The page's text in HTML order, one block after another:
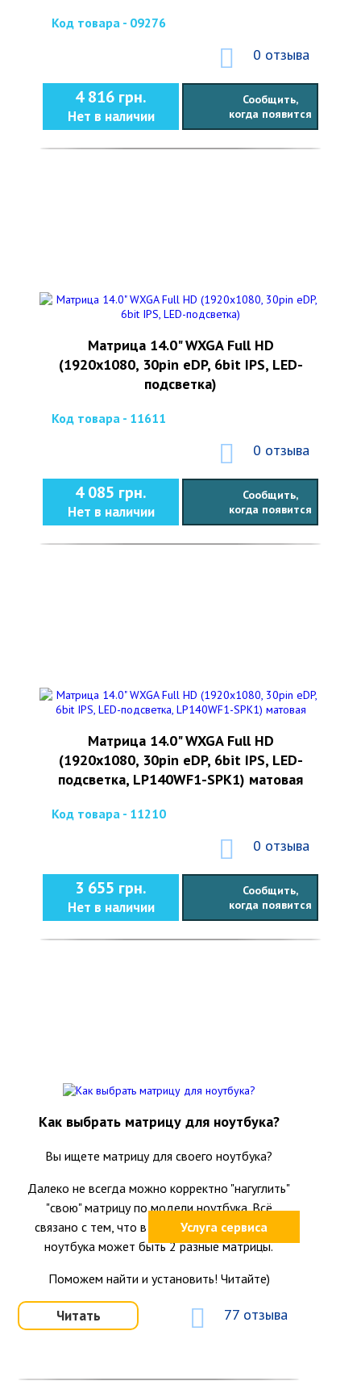
Код товара - 09276
0 отзыва
4 816 грн.
Нет в наличии
Сообщить,
когда появится
Матрица 14.0" WXGA Full HD
(1920х1080, 30pin eDP, 6bit IPS, LED-
подсветка)
Код товара - 11611
0 отзыва
4 085 грн.
Нет в наличии
Сообщить,
когда появится
Матрица 14.0" WXGA Full HD
(1920х1080, 30pin eDP, 6bit IPS, LED-
подсветка, LP140WF1-SPK1) матовая
Код товара - 11210
0 отзыва
3 655 грн.
Нет в наличии
Сообщить,
когда появится
Услуга сервиса
Как выбрать матрицу для ноутбука?
Вы ищете матрицу для своего ноутбука?
Далеко не всегда можно корректно "нагуглить"
"свою" матрицу по модели ноутбука. Всё
связано с тем, что в одной и той же модели
ноутбука может быть 2 разные матрицы.
Поможем найти и установить! Читайте)
Читать 77 отзыва